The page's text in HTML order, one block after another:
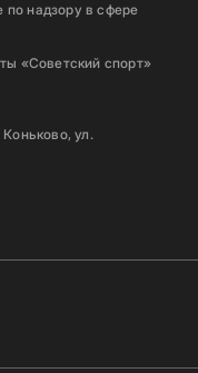
по надзору в сфере
«Советский спорт»
ул.